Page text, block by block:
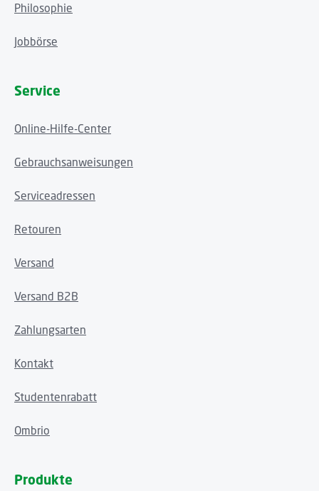
Philosophie
Jobbörse
Service
Online-Hilfe-Center
Gebrauchsanweisungen
Serviceadressen
Retouren
Versand
Versand B2B
Zahlungsarten
Kontakt
Studentenrabatt
Ombrio
Produkte